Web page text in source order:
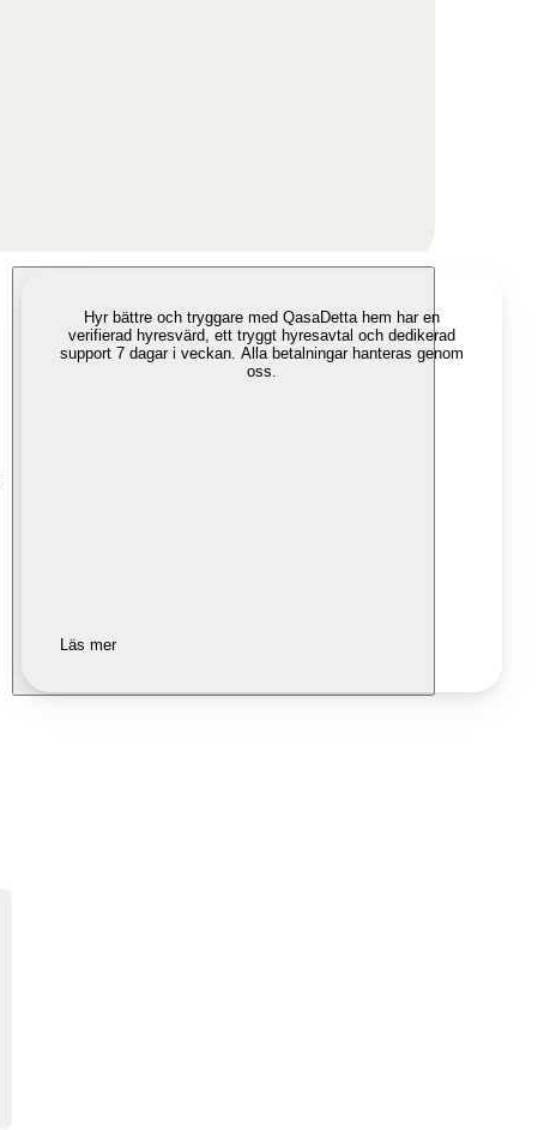
Hyr bättre och tryggare med QasaDetta hem har en
verifierad hyresvärd, ett tryggt hyresavtal och dedikerad
support 7 dagar i veckan. Alla betalningar hanteras genom
oss.
Läs mer